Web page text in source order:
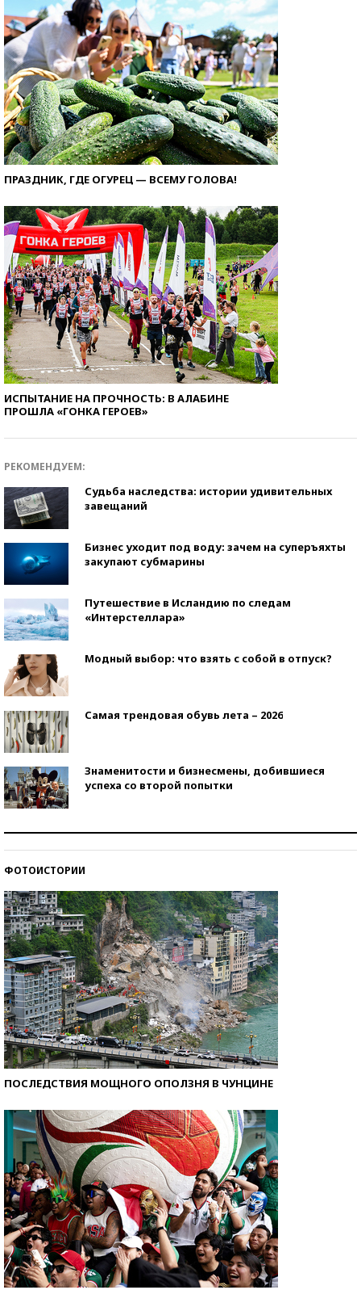
ПРАЗДНИК, ГДЕ ОГУРЕЦ — ВСЕМУ ГОЛОВА!
ИСПЫТАНИЕ НА ПРОЧНОСТЬ: В АЛАБИНЕ
ПРОШЛА «ГОНКА ГЕРОЕВ»
РЕКОМЕНДУЕМ:
Судьба наследства: истории удивительных
завещаний
Бизнес уходит под воду: зачем на суперъяхты
закупают субмарины
Путешествие в Исландию по следам
«Интерстеллара»
Модный выбор: что взять с собой в отпуск?
Самая трендовая обувь лета – 2026
Знаменитости и бизнесмены, добившиеся
успеха со второй попытки
ФОТОИСТОРИИ
ПОСЛЕДСТВИЯ МОЩНОГО ОПОЛЗНЯ В ЧУНЦИНЕ